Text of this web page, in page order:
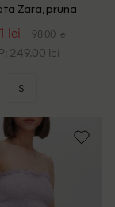
Zara, pruna
lei 98.00 lei
249.00 lei
S